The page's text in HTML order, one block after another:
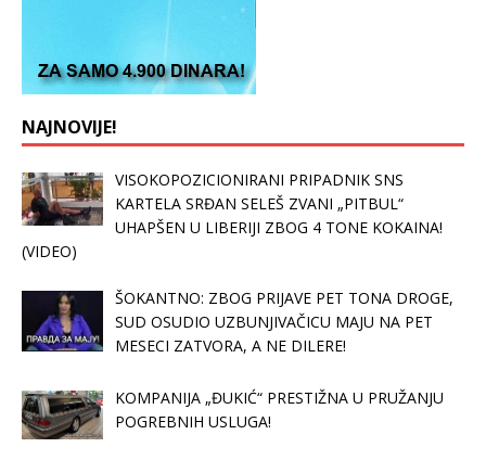
NAJNOVIJE!
VISOKOPOZICIONIRANI PRIPADNIK SNS
KARTELA SRĐAN SELEŠ ZVANI „PITBUL“
UHAPŠEN U LIBERIJI ZBOG 4 TONE KOKAINA!
(VIDEO)
ŠOKANTNO: ZBOG PRIJAVE PET TONA DROGE,
SUD OSUDIO UZBUNJIVAČICU MAJU NA PET
MESECI ZATVORA, A NE DILERE!
KOMPANIJA „ĐUKIĆ“ PRESTIŽNA U PRUŽANJU
POGREBNIH USLUGA!